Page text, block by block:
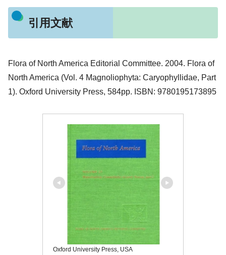
引用文献
Flora of North America Editorial Committee. 2004. Flora of
North America (Vol. 4 Magnoliophyta: Caryophyllidae, Part
1). Oxford University Press, 584pp. ISBN: 9780195173895
Oxford University Press, USA